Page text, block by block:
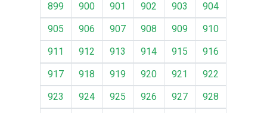
899
900 901 902 903
904
905
906 907 908 909
910
911
912 913 914 915
916
917
918 919 920 921
922
923
924 925 926 927
928